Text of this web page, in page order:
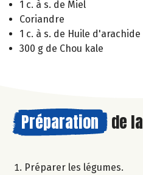
1 c. à s. de Miel
Coriandre
1 c. à s. de Huile d'arachide
300 g de Chou kale
Préparation de la
Préparer les légumes.